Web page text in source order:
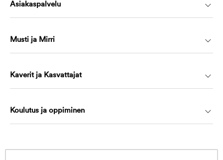
Asiakaspalvelu
Musti ja Mirri
Kaverit ja Kasvattajat
Koulutus ja oppiminen